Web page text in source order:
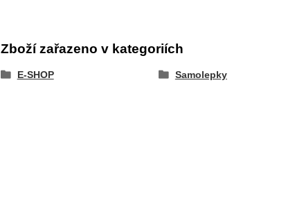
Zboží zařazeno v kategoriích
E-SHOP Samolepky